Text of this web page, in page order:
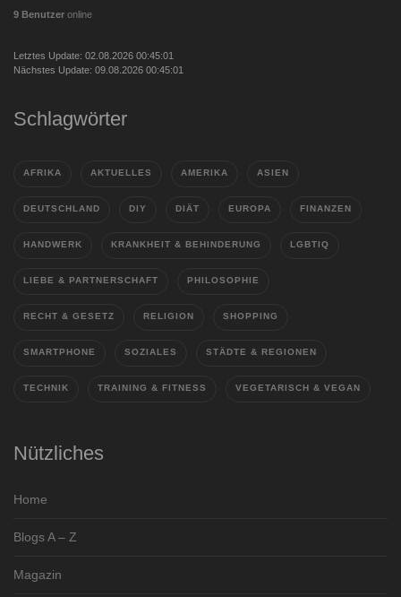
9 Benutzer online
Letztes Update: 02.08.2026 00:45:01
Nächstes Update: 09.08.2026 00:45:01
Schlagwörter
AFRIKA AKTUELLES AMERIKA ASIEN
DEUTSCHLAND DIY DIÄT EUROPA FINANZEN
HANDWERK KRANKHEIT & BEHINDERUNG LGBTIQ
LIEBE & PARTNERSCHAFT PHILOSOPHIE
RECHT & GESETZ RELIGION SHOPPING
SMARTPHONE SOZIALES STÄDTE & REGIONEN
TECHNIK TRAINING & FITNESS VEGETARISCH & VEGAN
Nützliches
Home
Blogs A – Z
Magazin